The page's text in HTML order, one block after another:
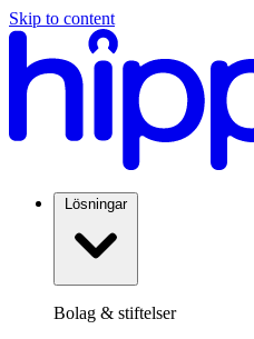
Skip to content
Lösningar
Bolag & stiftelser